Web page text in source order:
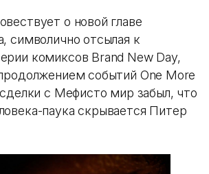
о новой главе
символично отсылая к
комиксов Brand New Day,
событий One More
с Мефисто мир забыл, что
паука скрывается Питер